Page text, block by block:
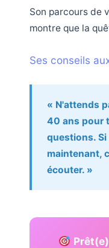
Son parcours de
montre que la
Ses conseils
« N'attends
40 ans pour
questions.
maintenant,
écouter. »